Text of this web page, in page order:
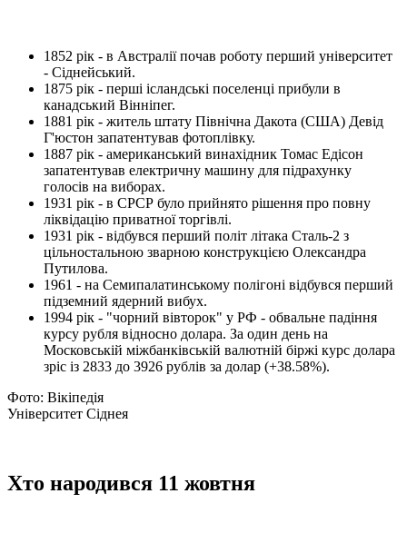
1852 рік - в Австралії почав роботу перший університет
- Сіднейський.
1875 рік - перші ісландські поселенці прибули в
канадський Вінніпег.
1881 рік - житель штату Північна Дакота (США) Девід
Г'юстон запатентував фотоплівку.
1887 рік - американський винахідник Томас Едісон
запатентував електричну машину для підрахунку
голосів на виборах.
1931 рік - в СРСР було прийнято рішення про повну
ліквідацію приватної торгівлі.
1931 рік - відбувся перший політ літака Сталь-2 з
цільностальною зварною конструкцією Олександра
Путилова.
1961 - на Семипалатинському полігоні відбувся перший
підземний ядерний вибух.
1994 рік - "чорний вівторок" у РФ - обвальне падіння
курсу рубля відносно долара. За один день на
Московській міжбанківській валютній біржі курс долара
зріс із 2833 до 3926 рублів за долар (+38.58%).
Фото: Вікіпедія
Університет Сіднея
Хто народився 11 жовтня